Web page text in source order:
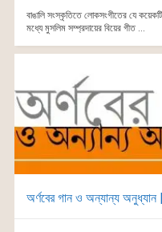
বাঙালি সংস্কৃতিতে লোকসংগীতের যে
মধ্যে মুসলিম সম্প্রদায়ের বিয়ের গীত ...
অর্ণবের গান ও অন্যান্য